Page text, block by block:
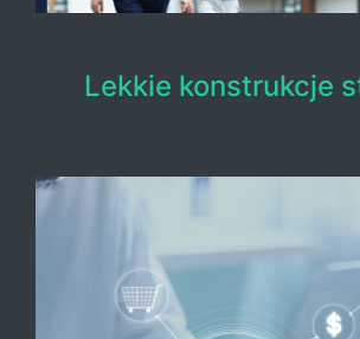
Lekkie konstrukcje